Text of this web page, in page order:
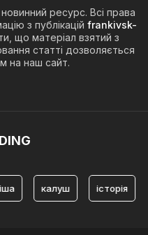
ресурс. Всі права
з публікацій frankivsk-
що матеріал взятий з
статті дозволяється
на наш сайт.
калуш історія